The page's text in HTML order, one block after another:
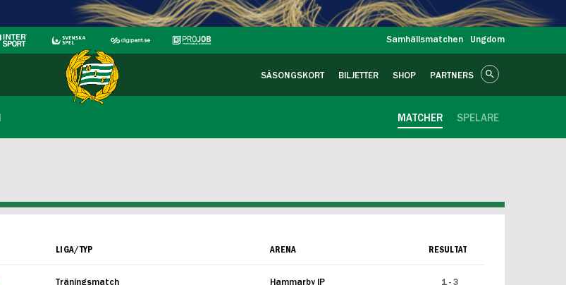
Samhällsmatchen Ungdom
SÄSONGSKORT BILJETTER SHOP PARTNERS
SPELARE
MATCHER
LIGA/TYP ARENA RESULTAT
Träningsmatch Hammarby IP 1 - 3